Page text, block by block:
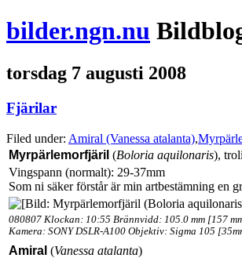
bilder.ngn.nu
torsdag 7 augusti 2008
Fjärilar
Filed under: Amiral (Vanessa atalanta),
Myrpärlemorfjäril (Boloria aquilonaris),
Vingspann (normalt): 29-37mm
Som ni säker förstår är min artbestämning en
080807 Klockan: 10:55 Brännvidd: 105.0 mm [157
Kamera: SONY DSLR-A100 Objektiv: Sigma 105
Amiral (Vanessa atalanta)